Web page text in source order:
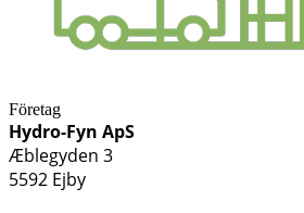
Företag
Hydro-Fyn ApS
Æblegyden 3
5592 Ejby